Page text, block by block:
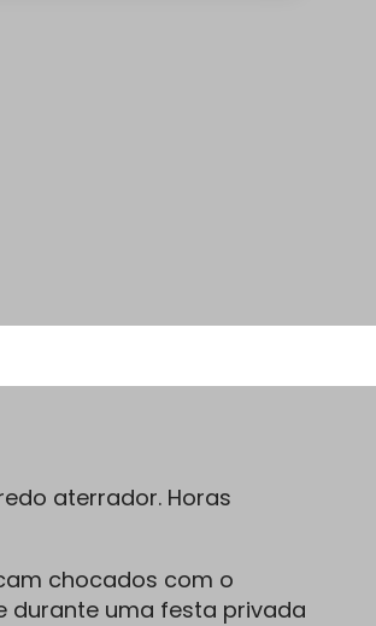
aterrador. Horas
chocados com o
durante uma festa privada